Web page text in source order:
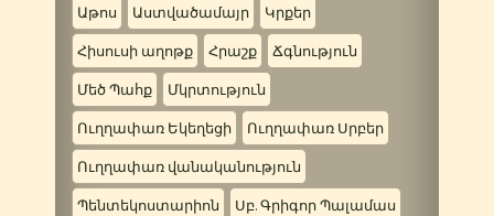
Աթոս Աստվածամայր Կրքեր
Հիսուսի աղոթք Հրաշք Ճգնություն
Մեծ Պահք Մկրտություն
Ուղղափառ Եկեղեցի Ուղղափառ Սրբեր
Ուղղափառ վանականություն
Պենտեկոստարիոն Սբ. Գրիգոր Պալամաս